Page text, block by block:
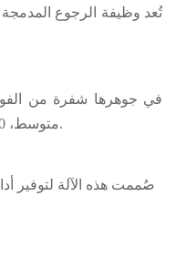
تُعد وظيفة الرجوع
متوسط، 7.0 مم خشن)، مما يوفر تحكمًا دقيقًا في الملمس ومقاومة طويلة الأمد للتآكل والصدأ.
صُممت هذه الآلة لتوفير